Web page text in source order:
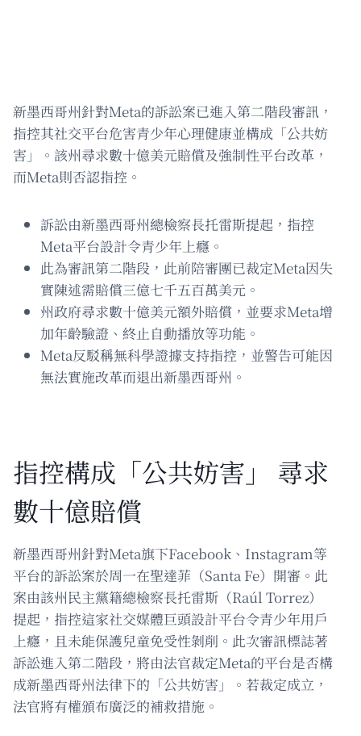
新墨西哥州針對Meta的訴訟案已進入第二階段審訊，
指控其社交平台危害青少年心理健康並構成「公共妨
害」。該州尋求數十億美元賠償及強制性平台改革，
而Meta則否認指控。
訴訟由新墨西哥州總檢察長托雷斯提起，指控
Meta平台設計令青少年上癮。
此為審訊第二階段，此前陪審團已裁定Meta因失
實陳述需賠償三億七千五百萬美元。
州政府尋求數十億美元額外賠償，並要求Meta增
加年齡驗證、終止自動播放等功能。
Meta反駁稱無科學證據支持指控，並警告可能因
無法實施改革而退出新墨西哥州。
指控構成「公共妨害」 尋求
數十億賠償
新墨西哥州針對Meta旗下Facebook、Instagram等
平台的訴訟案於周一在聖達菲（Santa Fe）開審。此
案由該州民主黨籍總檢察長托雷斯（Raúl Torrez）
提起，指控這家社交媒體巨頭設計平台令青少年用戶
上癮，且未能保護兒童免受性剝削。此次審訊標誌著
訴訟進入第二階段，將由法官裁定Meta的平台是否構
成新墨西哥州法律下的「公共妨害」。若裁定成立，
法官將有權頒布廣泛的補救措施。